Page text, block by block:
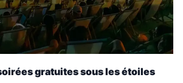
gratuites sous les étoiles